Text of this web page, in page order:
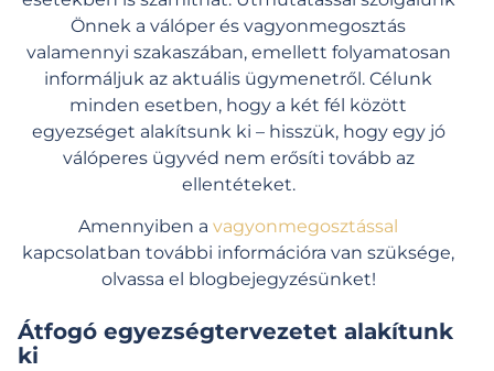
Önnek a válóper és vagyonmegosztás
valamennyi szakaszában, emellett folyamatosan
informáljuk az aktuális ügymenetről. Célunk
minden esetben, hogy a két fél között
egyezséget alakítsunk ki – hisszük, hogy egy jó
válóperes ügyvéd nem erősíti tovább az
ellentéteket.
Amennyiben a vagyonmegosztással
kapcsolatban további információra van szüksége,
olvassa el blogbejegyzésünket!
Átfogó egyezségtervezetet alakítunk
ki